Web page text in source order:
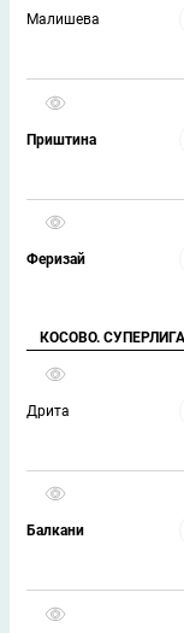
Малишева
Приштина
Феризай
КОСОВО.
Дрита
Балкани